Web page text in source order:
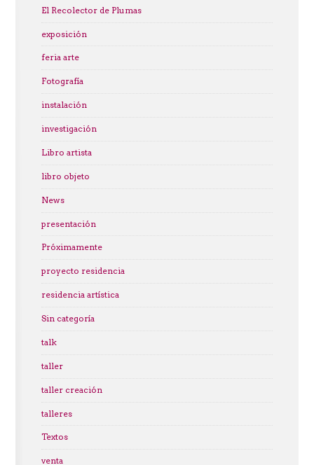
El Recolector de Plumas
exposición
feria arte
Fotografía
instalación
investigación
Libro artista
libro objeto
News
presentación
Próximamente
proyecto residencia
residencia artística
Sin categoría
talk
taller
taller creación
talleres
Textos
venta